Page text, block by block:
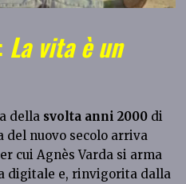
La vita è un
della svolta anni 2000 di
del nuovo secolo arriva
cui Agnès Varda si arma
digitale e, rinvigorita dalla